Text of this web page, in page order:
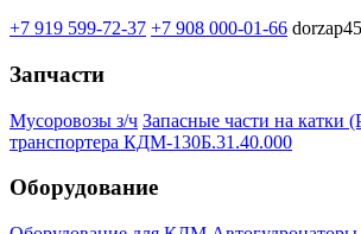
+7 919 599-72-37 +7 908 000-01-66
Запчасти
Мусоровозы з/ч Запасные части на
транспортера КДМ-130Б.31.40.000
Оборудование